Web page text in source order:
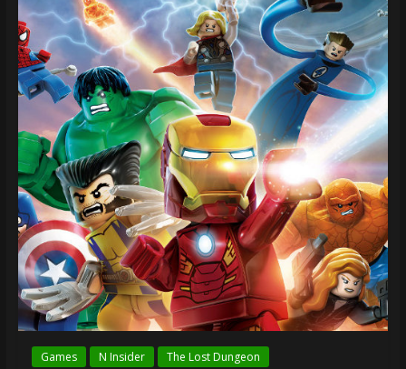
Games N Insider The Lost Dungeon